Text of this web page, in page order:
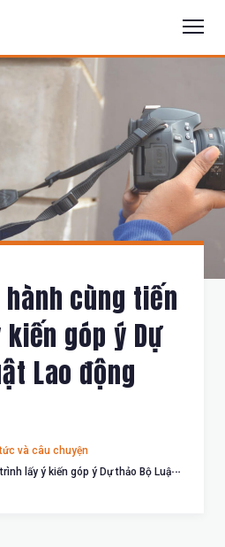
hành cùng tiến
góp ý Dự
Lao động
và câu chuyện
lấy ý kiến góp ý Dự thảo Bộ Luật